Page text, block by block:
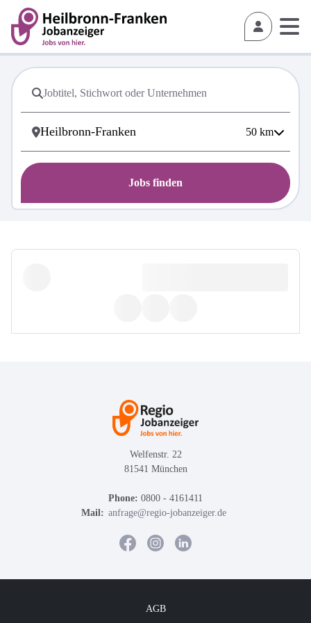
50 km
Jobs finden
Welfenstr. 22
81541 München
Phone: 0800 - 4161411
Mail: anfrage@regio-jobanzeiger.de
AGB